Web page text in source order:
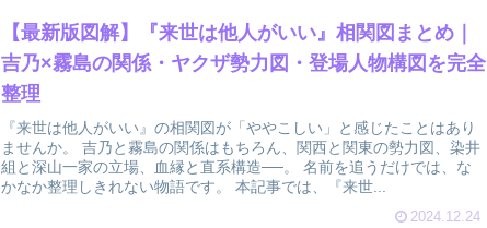
【最新版図解】『来世は他人がいい』相関図まとめ｜
吉乃×霧島の関係・ヤクザ勢力図・登場人物構図を完全
整理
『来世は他人がいい』の相関図が「ややこしい」と感じたことはあり
ませんか。 吉乃と霧島の関係はもちろん、関西と関東の勢力図、染井
組と深山一家の立場、血縁と直系構造──。 名前を追うだけでは、な
かなか整理しきれない物語です。 本記事では、『来世...
2024.12.24